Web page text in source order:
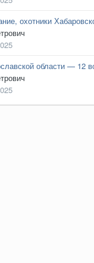
охотники
области — 12